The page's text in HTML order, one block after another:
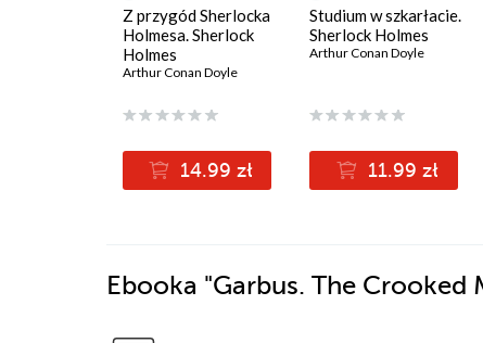
Z przygód Sherlocka
Holmesa. Sherlock
Holmes
Arthur Conan Doyle
14.99 zł
Studium w szkarłacie.
Sherlock Holmes
Arthur Conan Doyle
11.99 zł
Ebooka "Garbus. The Crooked